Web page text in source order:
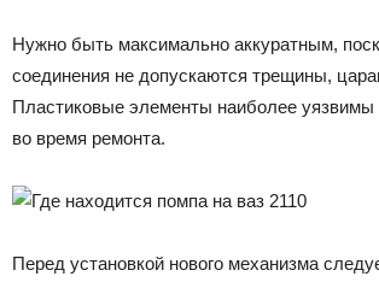
Нужно быть максимально аккуратным,
соединения не допускаются трещины,
Пластиковые элементы наиболее уязвимы
во время ремонта.
Перед установкой нового механизма